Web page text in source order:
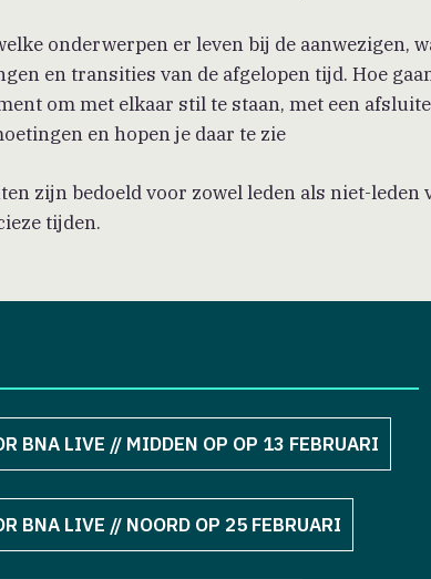
onderwerpen er leven bij de
en transities van de afgelopen tijd. Hoe
om met elkaar stil te staan, met een
en hopen je daar te zie
zijn bedoeld voor zowel leden als niet-leden
tijden.
BNA LIVE // MIDDEN OP OP 13 FEBRUARI
BNA LIVE // NOORD OP 25 FEBRUARI